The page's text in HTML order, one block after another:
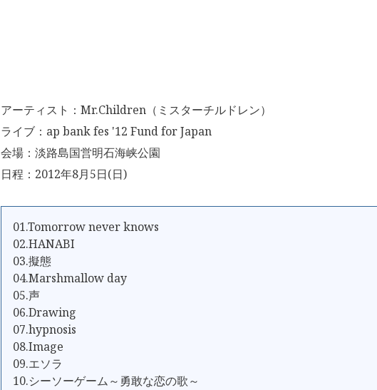
アーティスト：Mr.Children（ミスターチルドレン）
ライブ：ap bank fes '12 Fund for Japan
会場：淡路島国営明石海峡公園
日程：2012年8月5日(日)
01.Tomorrow never knows
02.HANABI
03.擬態
04.Marshmallow day
05.声
06.Drawing
07.hypnosis
08.Image
09.エソラ
10.シーソーゲーム～勇敢な恋の歌～